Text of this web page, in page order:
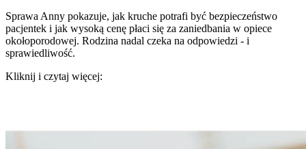
Sprawa Anny pokazuje, jak kruche potrafi być bezpieczeństwo
pacjentek i jak wysoką cenę płaci się za zaniedbania w opiece
okołoporodowej. Rodzina nadal czeka na odpowiedzi - i
sprawiedliwość.
Kliknij i czytaj więcej: